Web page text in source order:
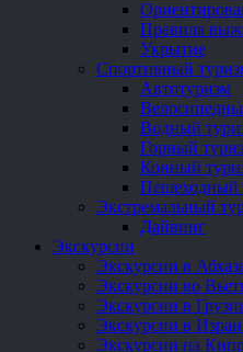
Правила
Укрытие
Спортивный
Автотуризм
Водный
Горный
Конный
Пешеходный
Экстремальный
Дайвинг
Экскурсии
Экскурсии в
Экскурсии во
Экскурсии в
Экскурсии в
Экскурсии на